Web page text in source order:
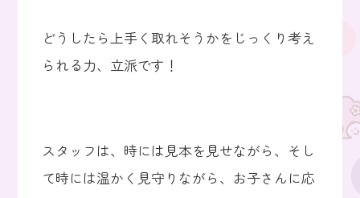
どうしたら上手く取れそうかをじっくり考え
られる力、立派です！
スタッフは、時には見本を見せながら、そし
て時には温かく見守りながら、お子さんに応